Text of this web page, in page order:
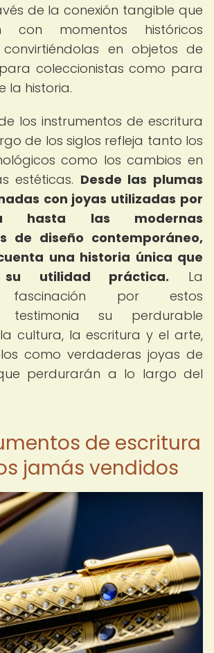
de la conexión tangible que
con momentos históricos
convirtiéndolas en objetos de
coleccionistas como para
la historia.
los instrumentos de escritura
de los siglos refleja tanto los
como los cambios en
estéticas. Desde las plumas
con joyas utilizadas por
hasta las modernas
de diseño contemporáneo,
una historia única que
su utilidad práctica. La
fascinación por estos
testimonia su perdurable
cultura, la escritura y el arte,
como verdaderas joyas de
perdurarán a lo largo del
de escritura
jamás vendidos